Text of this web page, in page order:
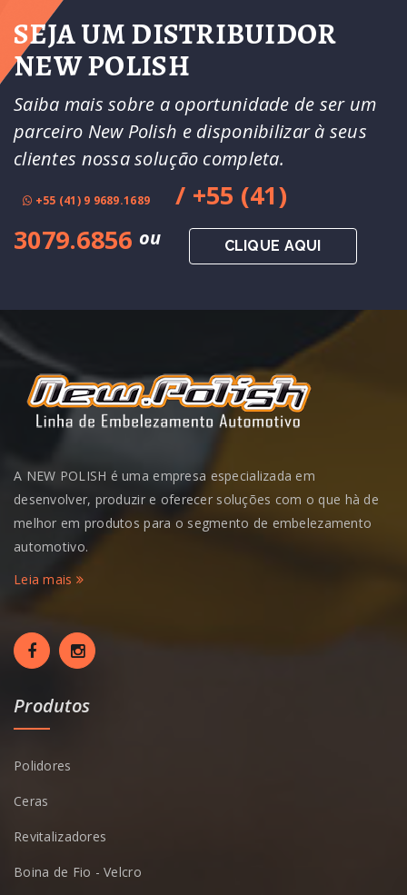
SEJA UM DISTRIBUIDOR
NEW POLISH
Saiba mais sobre a oportunidade de ser um
parceiro New Polish e disponibilizar à seus
clientes nossa solução completa.
+55 (41) 9 9689.1689
/ +55 (41)
3079.6856 ou CLIQUE AQUI
A NEW POLISH é uma empresa especializada em
desenvolver, produzir e oferecer soluções com o que hà de
melhor em produtos para o segmento de embelezamento
automotivo.
Leia mais
Produtos
Polidores
Ceras
Revitalizadores
Boina de Fio - Velcro